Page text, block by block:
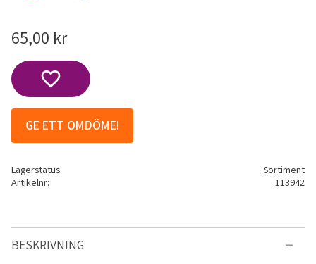
65,00 kr
Lägg till i favoriter
Lagerstatus
Sortiment
Artikelnr
113942
GE ETT OMDÖME!
BESKRIVNING